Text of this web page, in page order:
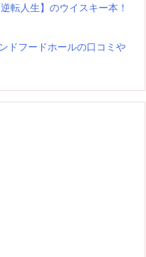
転人生】のウイスキー本！
ドフードホールの口コミや